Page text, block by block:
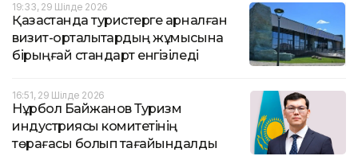
19:33, 29 Шілде 2026
Қазақстанда туристерге арналған
визит-орталықтардың жұмысына
бірыңғай стандарт енгізіледі
16:51, 29 Шілде 2026
Нұрбол Байжанов Туризм
индустриясы комитетінің
төрағасы болып тағайындалды